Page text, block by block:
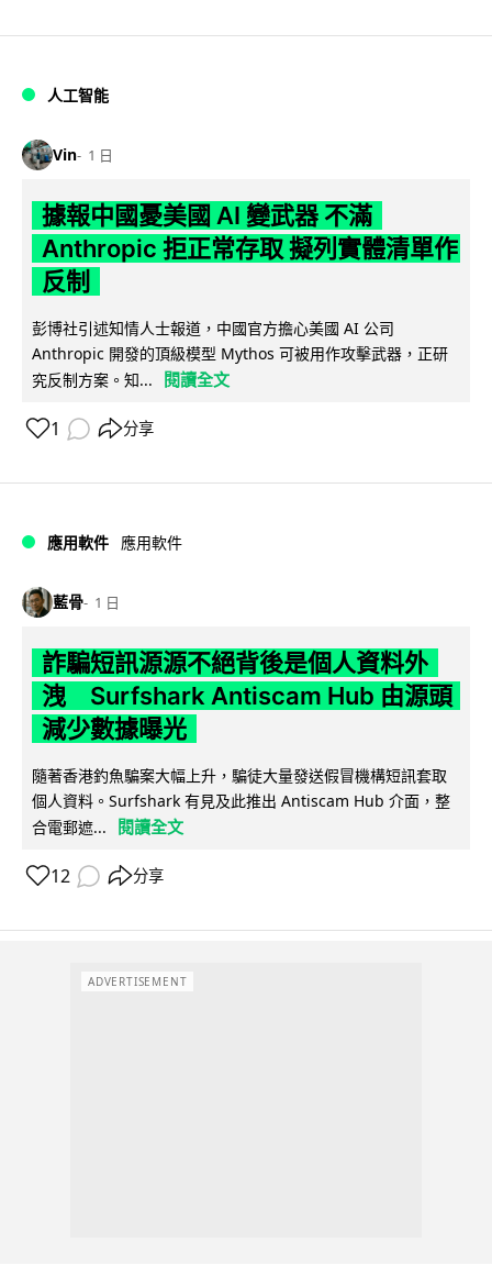
人工智能
Vin 1 日
據報中國憂美國 AI 變武器 不滿
Anthropic 拒正常存取 擬列實體清單作
反制
彭博社引述知情人士報道，中國官方擔心美國 AI 公司
Anthropic 開發的頂級模型 Mythos 可被用作攻擊武器，正研
究反制方案。知...
閱讀全文
1 分享
應用軟件 應用軟件
藍骨 1 日
詐騙短訊源源不絕背後是個人資料外
洩 Surfshark Antiscam Hub 由源頭
減少數據曝光
隨著香港釣魚騙案大幅上升，騙徒大量發送假冒機構短訊套取
個人資料。Surfshark 有見及此推出 Antiscam Hub 介面，整
合電郵遮...
閱讀全文
12 分享
ADVERTISEMENT